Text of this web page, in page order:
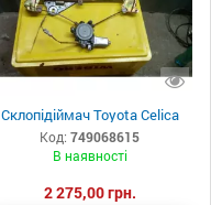
Склопідіймач Toyota Celica
Код: 749068615
В наявності
2 275,00 грн.